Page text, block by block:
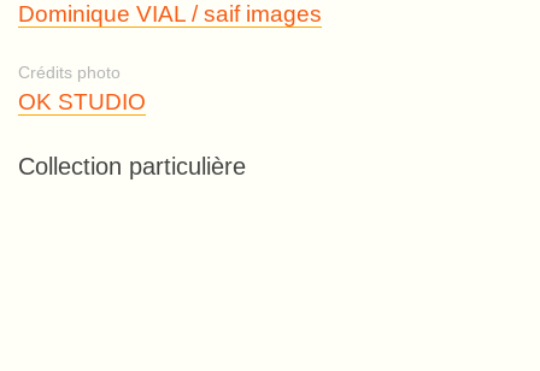
Dominique VIAL / saif images
Crédits photo
OK STUDIO
Collection particulière